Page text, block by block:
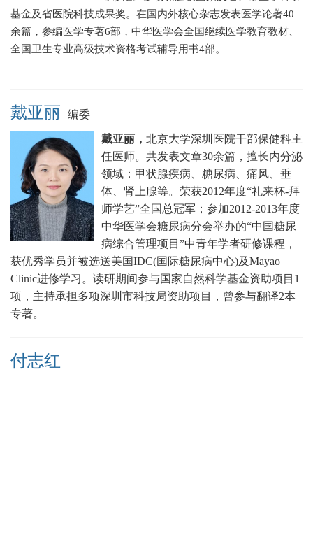
基金及省医院科技成果奖。在国内外核心杂志发表医学论著40
余篇，参编医学专著6部，中华医学会全国继续医学教育教材、
全国卫生专业高级技术资格考试辅导用书4部。
戴亚丽 编委
戴亚丽， 北京大学深圳医院干部保健科主
任医师。 共发表文章30余篇，擅长内分泌
领域：甲状腺疾病、糖尿病、痛风、垂
体、肾上腺等。 荣获2012年度“礼来杯-拜
师学艺”全国总冠军； 参加2012-2013年度
中华医学会糖尿病分会举办的“中国糖尿
病综合管理项目”中青年学者研修课程，
获优秀学员并被选送美国IDC(国际糖尿病中心)及Mayao
Clinic进修学习。 读研期间参与国家自然科学基金资助项目1
项，主持承担多项深圳市科技局资助项目，曾参与翻译2本
专著。
付志红